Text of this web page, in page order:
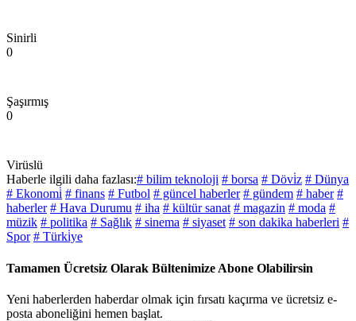
Sinirli
0
Şaşırmış
0
Virüslü
Haberle ilgili daha fazlası:# bilim teknoloji # borsa # Dövi̇z # Dünya
# Ekonomi̇ # finans # Futbol # güncel haberler # gündem # haber #
haberler # Hava Durumu # iha # kültür sanat # magazin # moda #
müzik # politika # Sağlık # sinema # siyaset # son dakika haberleri #
Spor # Türki̇ye
Tamamen Ücretsiz Olarak Bültenimize Abone Olabilirsin
Yeni haberlerden haberdar olmak için fırsatı kaçırma ve ücretsiz e-
posta aboneliğini hemen başlat.